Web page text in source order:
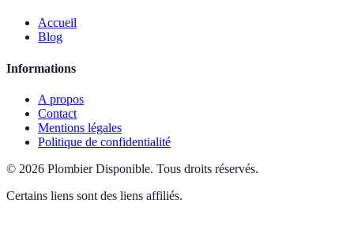
Accueil
Blog
Informations
A propos
Contact
Mentions légales
Politique de confidentialité
© 2026 Plombier Disponible. Tous droits réservés.
Certains liens sont des liens affiliés.